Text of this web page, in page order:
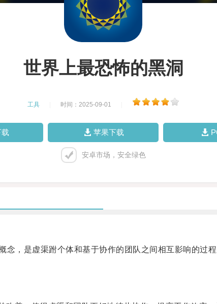
世界上最恐怖的黑洞
工具 时间：2025-09-01
苹果下载
安卓市场，安全绿色
，是虚渠跗个体和基于协作的团队之间相互影响的过程